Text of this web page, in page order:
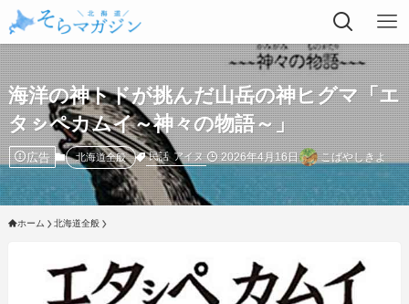
海洋の神トドが挑んだ山岳の神ヒグマ「エ
タㇱペカムイ～神々の物語～」
広告 北海道全般 民話 アイヌ 2026年4月16日 こばやしきよ
ホーム 北海道全般